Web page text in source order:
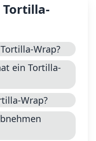
Tortilla-
Wrap?
ein Tortilla-
Wrap?